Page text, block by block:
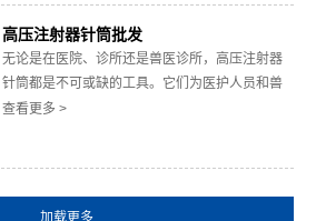
关注品牌的知名度。在市面上销售的高压延长管
品牌种类...
高压注射器针筒批发
无论是在医院、诊所还是兽医诊所，高压注射器
针筒都是不可或缺的工具。它们为医护人员和兽
医提供了便利，帮助他们更好地为病人和动物提
查看更多 >